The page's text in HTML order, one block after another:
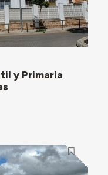
y Primaria